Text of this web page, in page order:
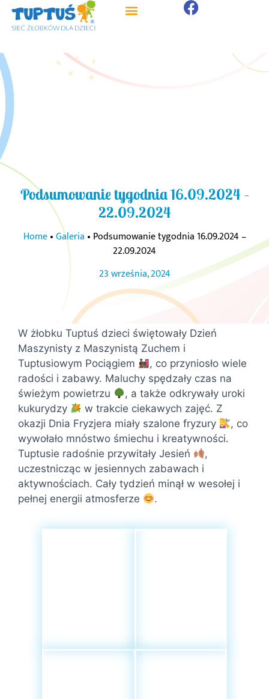
Podsumowanie tygodnia 16.09.2024 –
22.09.2024
Home•Galeria • Podsumowanie tygodnia 16.09.2024 –
22.09.2024
23 września, 2024
W żłobku Tuptuś dzieci świętowały Dzień
Maszynisty z Maszynistą Zuchem i
Tuptusiowym Pociągiem
, co przyniosło wiele
radości i zabawy. Maluchy spędzały czas na
świeżym powietrzu
, a także odkrywały uroki
kukurydzy
w trakcie ciekawych zajęć. Z
okazji Dnia Fryzjera miały szalone fryzury
, co
wywołało mnóstwo śmiechu i kreatywności.
Tuptusie radośnie przywitały Jesień
,
uczestnicząc w jesiennych zabawach i
aktywnościach. Cały tydzień minął w wesołej i
pełnej energii atmosferze
.